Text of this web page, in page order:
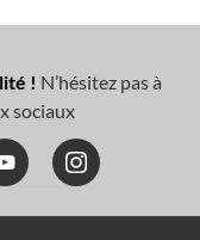
! N’hésitez pas à
sociaux